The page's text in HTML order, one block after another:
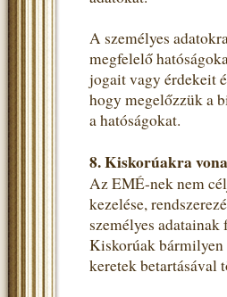
A személyes
megfelelő
jogait vagy érdekeit
hogy megelőzzük a
a hatóságokat.
8. Kiskorúakra
Az EMÉ-nek nem
kezelése,
személyes
Kiskorúak bármilyen
keretek betartásával